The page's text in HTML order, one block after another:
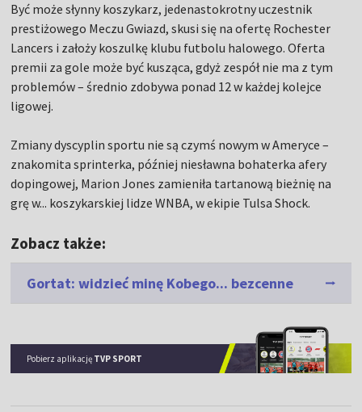
Być może słynny koszykarz, jedenastokrotny uczestnik
prestiżowego Meczu Gwiazd, skusi się na ofertę Rochester
Lancers i założy koszulkę klubu futbolu halowego. Oferta
premii za gole może być kusząca, gdyż zespół nie ma z tym
problemów – średnio zdobywa ponad 12 w każdej kolejce
ligowej.
Zmiany dyscyplin sportu nie są czymś nowym w Ameryce –
znakomita sprinterka, później niesławna bohaterka afery
dopingowej, Marion Jones zamieniła tartanową bieżnię na
grę w... koszykarskiej lidze WNBA, w ekipie Tulsa Shock.
Zobacz także:
Gortat: widzieć minę Kobego... bezcenne
Pobierz aplikację TVP SPORT